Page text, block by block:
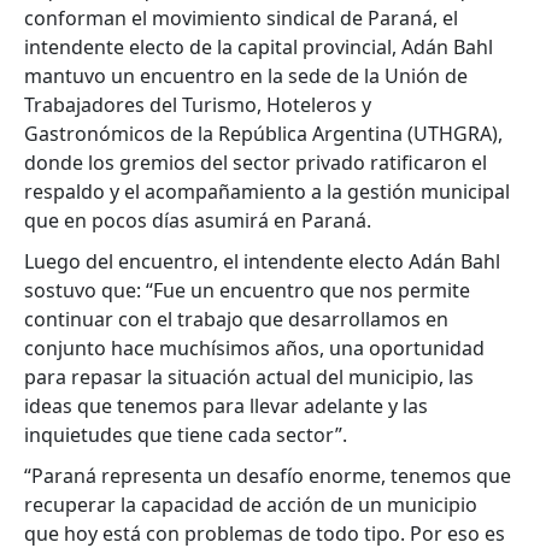
conforman el movimiento sindical de Paraná, el
intendente electo de la capital provincial, Adán Bahl
mantuvo un encuentro en la sede de la Unión de
Trabajadores del Turismo, Hoteleros y
Gastronómicos de la República Argentina (UTHGRA),
donde los gremios del sector privado ratificaron el
respaldo y el acompañamiento a la gestión municipal
que en pocos días asumirá en Paraná.
Luego del encuentro, el intendente electo Adán Bahl
sostuvo que: “Fue un encuentro que nos permite
continuar con el trabajo que desarrollamos en
conjunto hace muchísimos años, una oportunidad
para repasar la situación actual del municipio, las
ideas que tenemos para llevar adelante y las
inquietudes que tiene cada sector”.
“Paraná representa un desafío enorme, tenemos que
recuperar la capacidad de acción de un municipio
que hoy está con problemas de todo tipo. Por eso es